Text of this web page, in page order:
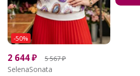
-50%
2 644₽ 5 567₽
SelenaSonata